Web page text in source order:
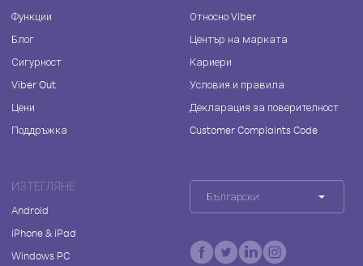
Функции
Блог
Сигурност
Viber Out
Цени
Поддръжка
Относно Viber
Център на марката
Кариери
Условия и правила
Декларация за поверителност
Customer Complaints Code
ИЗТЕГЛЯНЕ
Android
iPhone & iPad
Windows PC
Български